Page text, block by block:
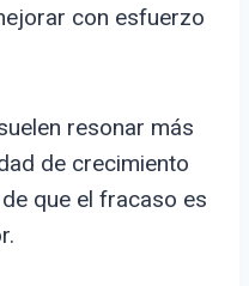
con esfuerzo
resonar más
de crecimiento
que el fracaso es